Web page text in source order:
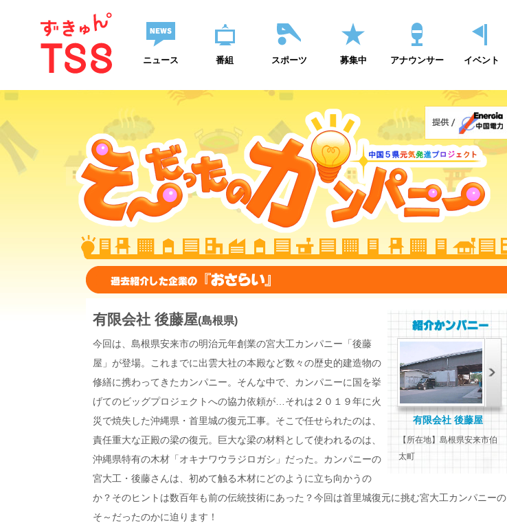
ニュース 番組 スポーツ 募集中 アナウンサー イベント
有限会社 後藤屋
【所在地】島根県安来市伯
太町
有限会社 後藤屋(島根県)
今回は、島根県安来市の明治元年創業の宮大工カンパニー「後藤
屋」が登場。これまでに出雲大社の本殿など数々の歴史的建造物の
修繕に携わってきたカンパニー。そんな中で、カンパニーに国を挙
げてのビッグプロジェクトへの協力依頼が…それは２０１９年に火
災で焼失した沖縄県・首里城の復元工事。そこで任せられたのは、
責任重大な正殿の梁の復元。巨大な梁の材料として使われるのは、
沖縄県特有の木材「オキナワウラジロガシ」だった。カンパニーの
宮大工・後藤さんは、初めて触る木材にどのように立ち向かうの
か？そのヒントは数百年も前の伝統技術にあった？今回は首里城復元に挑む宮大工カンパニーの
そ～だったのかに迫ります！